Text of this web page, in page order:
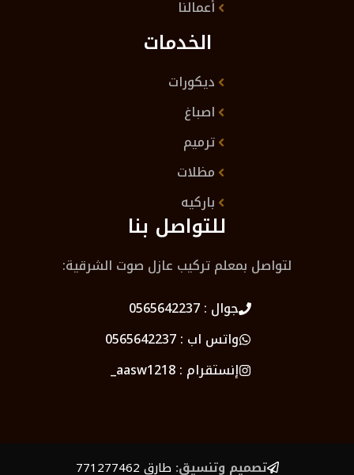
أعمالنا
الخدمات
ديكورات
اصباغ
ترميم
مظلات
باركيه
للتواصل بنا
لتواصل بمعلم تركيب عازل صوت الشرقية:
جوال :0565642237
واتس اب :0565642237
إنستقرام :aasw1218_
تصميم وتنسيق: طارق 771277462